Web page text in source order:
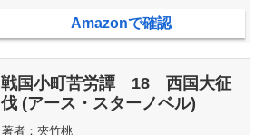
Amazonで確認
戦国小町苦労譚 18 西国大征
伐 (アース・スターノベル)
著者： 夾竹桃